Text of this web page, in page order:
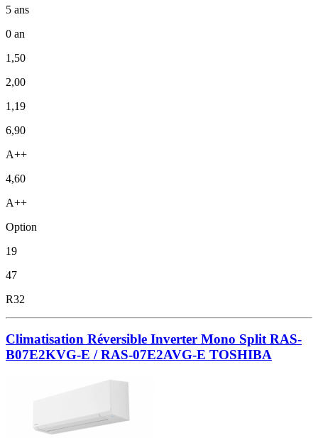
5 ans
0 an
1,50
2,00
1,19
6,90
A++
4,60
A++
Option
19
47
R32
Climatisation Réversible Inverter Mono Split RAS-
B07E2KVG-E / RAS-07E2AVG-E TOSHIBA